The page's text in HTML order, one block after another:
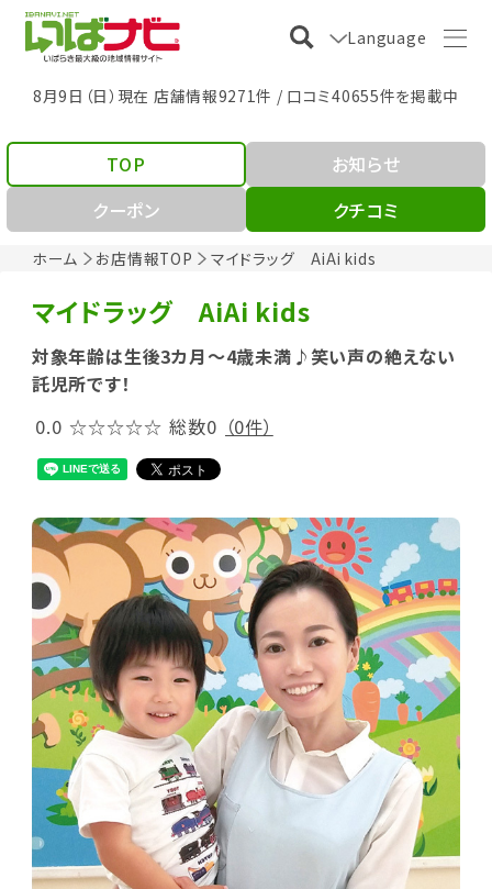
Language
8月9日（日）現在 店舗情報9271件 / 口コミ40655件を掲載中
ホーム お店情報TOP マイドラッグ AiAi kids
TOP
お知らせ
クーポン
クチコミ
マイドラッグ AiAi kids
対象年齢は生後3カ月～4歳未満♪笑い声の絶えない
託児所です！
0.0 ☆☆☆☆☆ 総数0 （0件）